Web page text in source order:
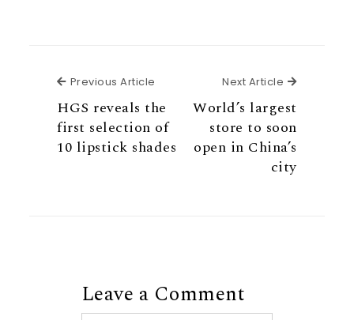
Previous Article Previous Article
HGS reveals the
first selection of
10 lipstick shades
Next Article Next
World’s largest
store to soon
open in China’s
city
Leave a Comment